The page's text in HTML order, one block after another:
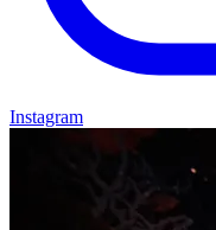
Instagram